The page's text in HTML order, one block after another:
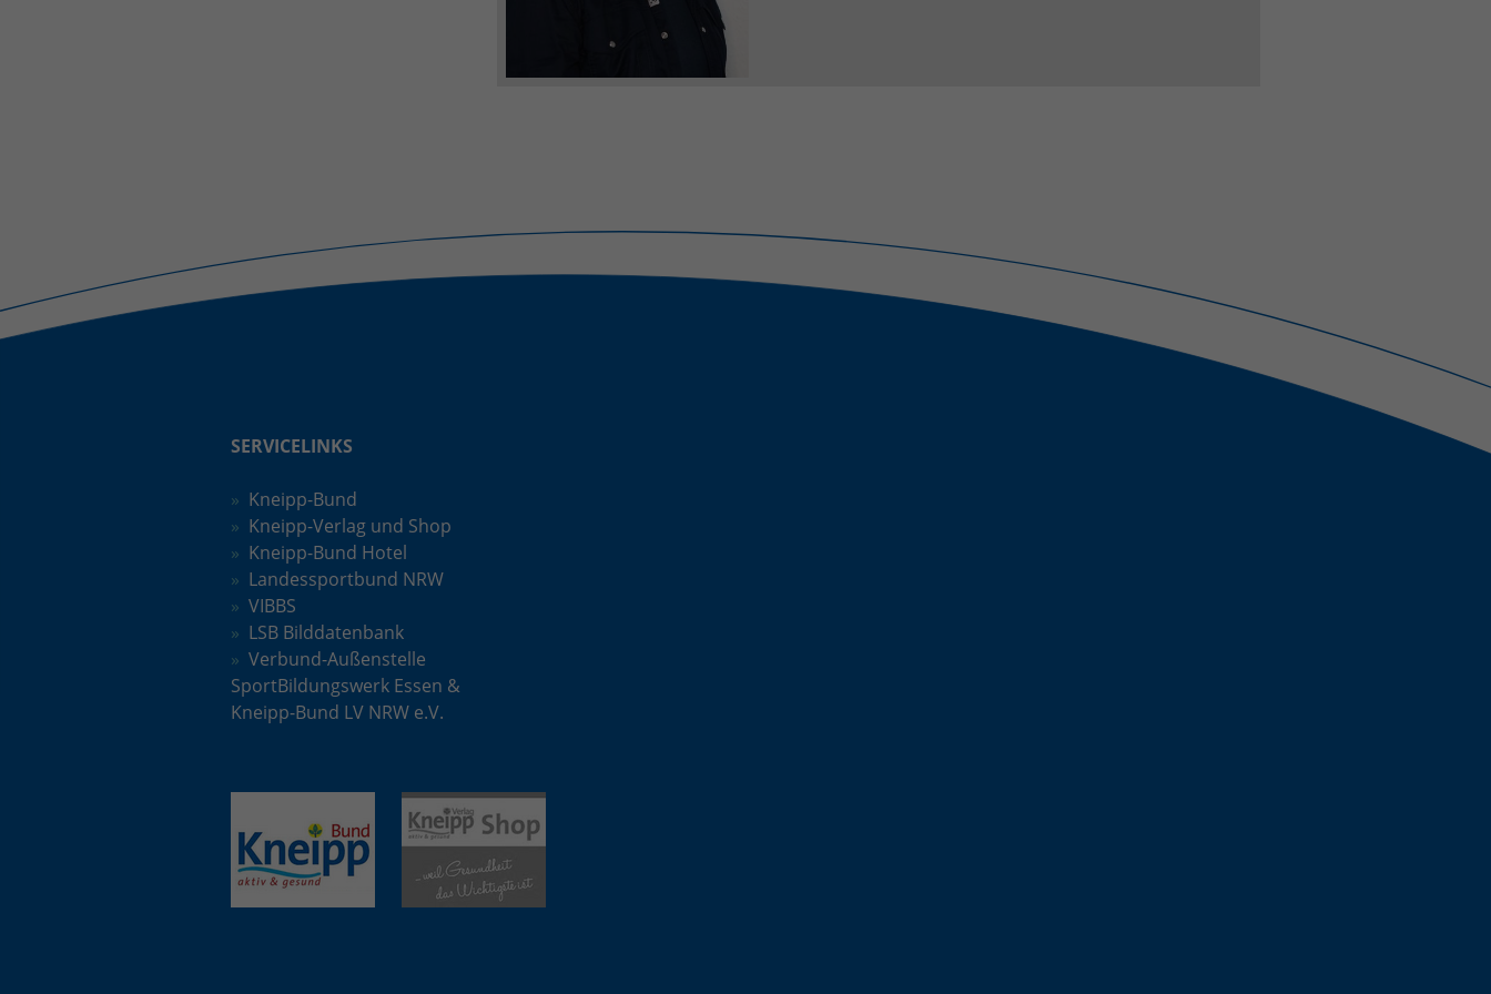
SERVICELINKS
Kneipp-Bund
Kneipp-Verlag und Shop
Kneipp-Bund Hotel
Landessportbund NRW
VIBBS
LSB Bilddatenbank
Verbund-Außenstelle
SportBildungswerk Essen &
Kneipp-Bund LV NRW e.V.
Quelle, aus der sie stammen, und die Seiten
in anonymisierter Form.
Wird verwendet, um den Sitzungsstatus zu